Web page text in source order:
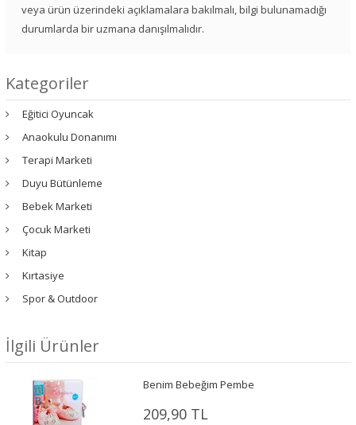
veya ürün üzerindeki açıklamalara bakılmalı, bilgi bulunamadığı
durumlarda bir uzmana danışılmalıdır.
Kategoriler
Eğitici Oyuncak
Anaokulu Donanımı
Terapi Marketi
Duyu Bütünleme
Bebek Marketi
Çocuk Marketi
Kitap
Kırtasiye
Spor & Outdoor
İlgili Ürünler
Benim Bebeğim Pembe
209,90 TL